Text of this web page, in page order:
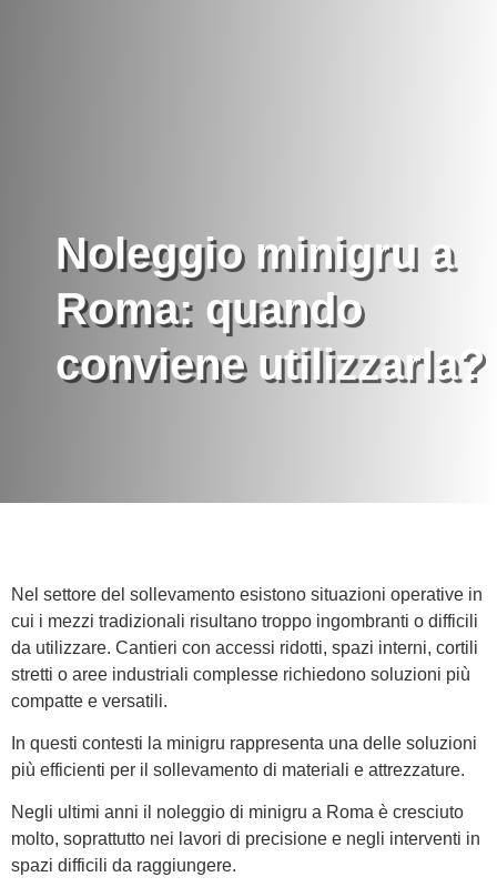
Noleggio minigru a
Roma: quando
conviene utilizzarla?
Nel settore del sollevamento esistono situazioni operative in
cui i mezzi tradizionali risultano troppo ingombranti o difficili
da utilizzare. Cantieri con accessi ridotti, spazi interni, cortili
stretti o aree industriali complesse richiedono soluzioni più
compatte e versatili.
In questi contesti la minigru rappresenta una delle soluzioni
più efficienti per il sollevamento di materiali e attrezzature.
Negli ultimi anni il noleggio di minigru a Roma è cresciuto
molto, soprattutto nei lavori di precisione e negli interventi in
spazi difficili da raggiungere.